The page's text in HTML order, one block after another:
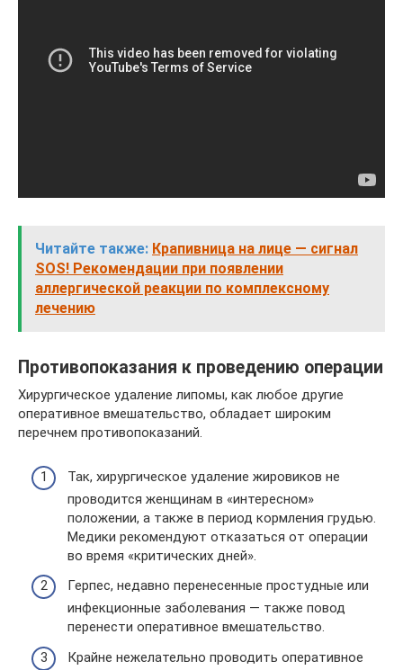
Читайте также: Крапивница на лице — сигнал
SOS! Рекомендации при появлении
аллергической реакции по комплексному
лечению
Противопоказания к проведению операции
Хирургическое удаление липомы, как любое другие
оперативное вмешательство, обладает широким
перечнем противопоказаний.
Так, хирургическое удаление жировиков не
проводится женщинам в «интересном»
положении, а также в период кормления грудью.
Медики рекомендуют отказаться от операции
во время «критических дней».
Герпес, недавно перенесенные простудные или
инфекционные заболевания — также повод
перенести оперативное вмешательство.
Крайне нежелательно проводить оперативное